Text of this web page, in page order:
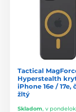
Tactical
Hyperstealth
iPhone 16e / 17e,
žltý
Skladom, v pondelok